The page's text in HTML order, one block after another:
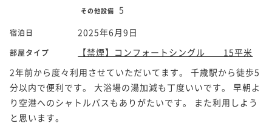
その他設備 5
宿泊日 2025年6月9日
部屋タイプ
【禁煙】コンフォートシングル 15平米
2年前から度々利用させていただいてます。 千歳駅から徒歩5
分以内で便利です。 大浴場の湯加減も丁度いいです。 早朝よ
り空港へのシャトルバスもありがたいです。 また利用しよう
と思います。